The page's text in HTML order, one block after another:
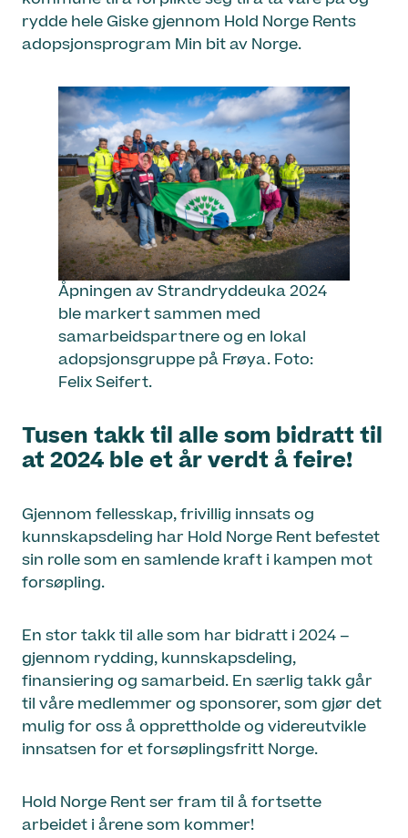
rydde hele Giske gjennom Hold Norge Rents
adopsjonsprogram Min bit av Norge.
Åpningen av Strandryddeuka 2024
ble markert sammen med
samarbeidspartnere og en lokal
adopsjonsgruppe på Frøya. Foto:
Felix Seifert.
Tusen takk til alle som bidratt til
at 2024 ble et år verdt å feire!
Gjennom fellesskap, frivillig innsats og
kunnskapsdeling har Hold Norge Rent befestet
sin rolle som en samlende kraft i kampen mot
forsøpling.
En stor takk til alle som har bidratt i 2024 –
gjennom rydding, kunnskapsdeling,
finansiering og samarbeid. En særlig takk går
til våre medlemmer og sponsorer, som gjør det
mulig for oss å opprettholde og videreutvikle
innsatsen for et forsøplingsfritt Norge.
Hold Norge Rent ser fram til å fortsette
arbeidet i årene som kommer!